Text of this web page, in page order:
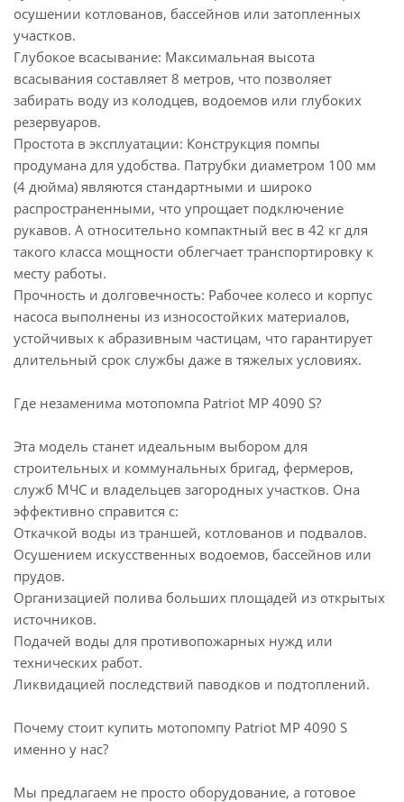
осушении котлованов, бассейнов или затопленных
участков.
Глубокое всасывание: Максимальная высота
всасывания составляет 8 метров, что позволяет
забирать воду из колодцев, водоемов или глубоких
резервуаров.
Простота в эксплуатации: Конструкция помпы
продумана для удобства. Патрубки диаметром 100 мм
(4 дюйма) являются стандартными и широко
распространенными, что упрощает подключение
рукавов. А относительно компактный вес в 42 кг для
такого класса мощности облегчает транспортировку к
месту работы.
Прочность и долговечность: Рабочее колесо и корпус
насоса выполнены из износостойких материалов,
устойчивых к абразивным частицам, что гарантирует
длительный срок службы даже в тяжелых условиях.
Где незаменима мотопомпа Patriot MP 4090 S?
Эта модель станет идеальным выбором для
строительных и коммунальных бригад, фермеров,
служб МЧС и владельцев загородных участков. Она
эффективно справится с:
Откачкой воды из траншей, котлованов и подвалов.
Осушением искусственных водоемов, бассейнов или
прудов.
Организацией полива больших площадей из открытых
источников.
Подачей воды для противопожарных нужд или
технических работ.
Ликвидацией последствий паводков и подтоплений.
Почему стоит купить мотопомпу Patriot MP 4090 S
именно у нас?
Мы предлагаем не просто оборудование, а готовое